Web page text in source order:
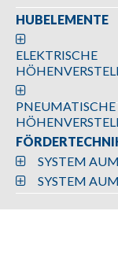
HUBELEMENTE
ELEKTRISCHE
PNEUMATISCHE
SYSTEM
SYSTEM